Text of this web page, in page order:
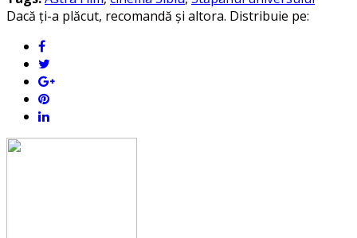
Dacă ți-a plăcut, recomandă și altora. Distribuie pe: